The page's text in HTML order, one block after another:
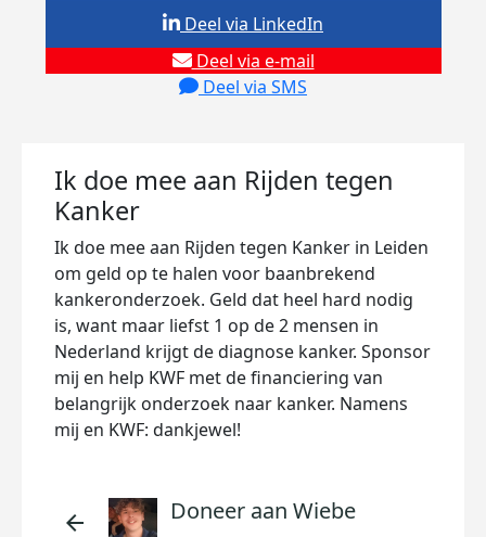
Deel via e-mail
Deel via SMS
Deel via LinkedIn
Ik doe mee aan Rijden tegen
Kanker
Ik doe mee aan Rijden tegen Kanker in Leiden
om geld op te halen voor baanbrekend
kankeronderzoek. Geld dat heel hard nodig
is, want maar liefst 1 op de 2 mensen in
Nederland krijgt de diagnose kanker. Sponsor
mij en help KWF met de financiering van
belangrijk onderzoek naar kanker. Namens
mij en KWF: dankjewel!
arrow_back Doneer aan Wiebe